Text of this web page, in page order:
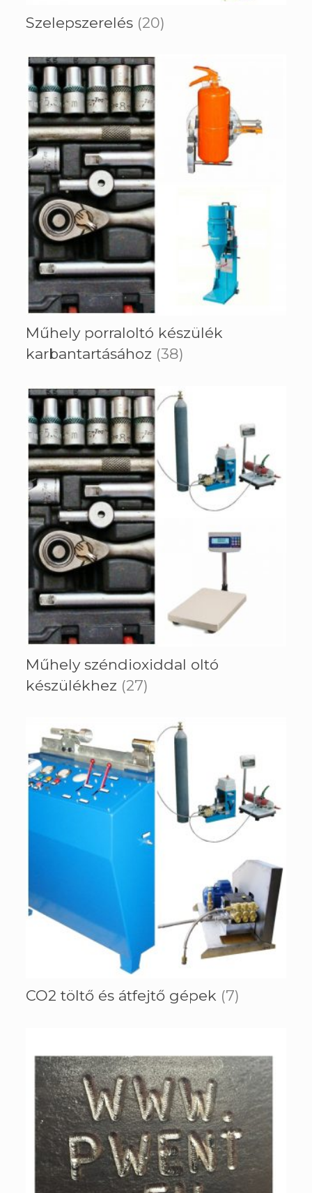
Szelepszerelés (20)
Műhely porraloltó készülék
karbantartásához (38)
Műhely széndioxiddal oltó
készülékhez (27)
CO2 töltő és átfejtő gépek (7)